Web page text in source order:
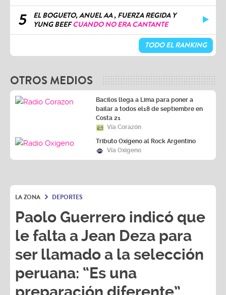
5
EL BOGUETO, ANUEL AA , FUERZA REGIDA Y
YUNG BEEFCUANDO NO ERA CANTANTE
TODO EL RANKING
OTROS MEDIOS
Bacilos llega a Lima para poner a
bailar a todos el18 de septiembre en
Costa 21
Vía Corazón
Tributo Oxígeno al Rock Argentino
Vía Oxígeno
LA ZONA DEPORTES
Paolo Guerrero indicó que
le falta a Jean Deza para
ser llamado a la selección
peruana: “Es una